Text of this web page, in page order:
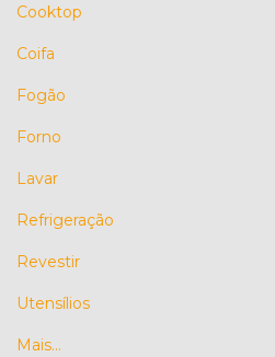
Cooktop
Coifa
Fogão
Forno
Lavar
Refrigeração
Revestir
Utensílios
Mais...